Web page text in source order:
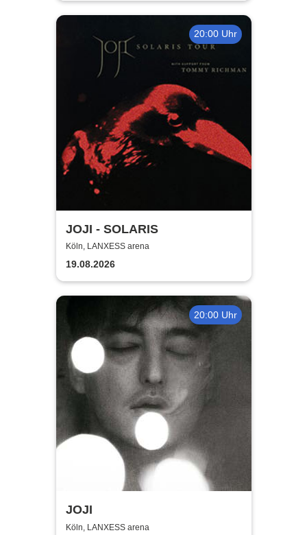
20:00 Uhr
JOJI - SOLARIS
Köln, LANXESS arena
19.08.2026
20:00 Uhr
JOJI
Köln, LANXESS arena